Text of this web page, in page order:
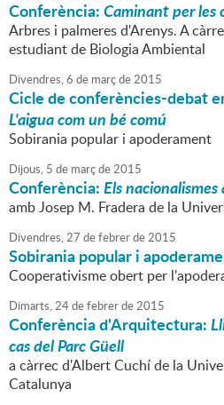
Conferència:Caminant per les
Arbres i palmeres d'Arenys. A
estudiant de Biologia Ambiental
Divendres,6 de marçde2015
Cicle de conferències-debat
L'aigua com un bé comú
Sobirania popular i apoderament
Dijous, 5 de marçde2015
Conferència:Els nacionalismes
amb Josep M. Fradera de la
Divendres,27 defebrerde2015
Sobirania popular i
Cooperativisme obert per
Dimarts,24defebrerde2015
Conferència d'Arquitectura:
cas del Parc Güell
a càrrec d'Albert Cuchí de la
Catalunya